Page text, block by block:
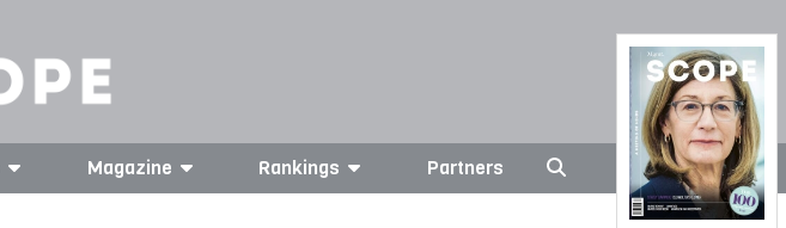
Magazine Rankings Partners